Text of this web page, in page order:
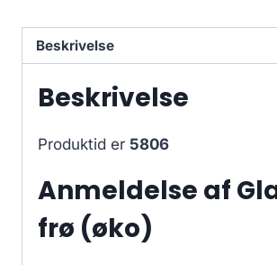
Beskrivelse
Beskrivelse
Produktid er 5806
Anmeldelse af
frø (øko)